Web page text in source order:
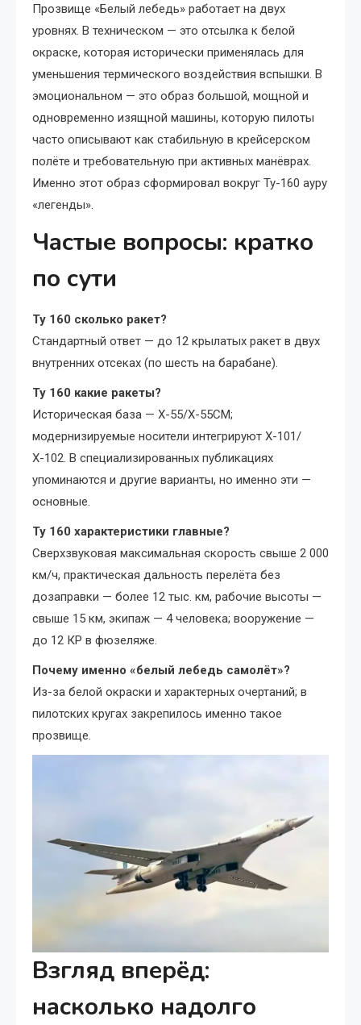
Прозвище «Белый лебедь» работает на двух
уровнях. В техническом — это отсылка к белой
окраске, которая исторически применялась для
уменьшения термического воздействия вспышки. В
эмоциональном — это образ большой, мощной и
одновременно изящной машины, которую пилоты
часто описывают как стабильную в крейсерском
полёте и требовательную при активных манёврах.
Именно этот образ сформировал вокруг Ту-160 ауру
«легенды».
Частые вопросы: кратко
по сути
Ту 160 сколько ракет?
Стандартный ответ — до 12 крылатых ракет в двух
внутренних отсеках (по шесть на барабане).
Ту 160 какие ракеты?
Историческая база — Х-55/Х-55СМ;
модернизируемые носители интегрируют Х-101/
Х-102. В специализированных публикациях
упоминаются и другие варианты, но именно эти —
основные.
Ту 160 характеристики главные?
Сверхзвуковая максимальная скорость свыше 2 000
км/ч, практическая дальность перелёта без
дозаправки — более 12 тыс. км, рабочие высоты —
свыше 15 км, экипаж — 4 человека; вооружение —
до 12 КР в фюзеляже.
Почему именно «белый лебедь самолёт»?
Из-за белой окраски и характерных очертаний; в
пилотских кругах закрепилось именно такое
прозвище.
Взгляд вперёд:
насколько надолго